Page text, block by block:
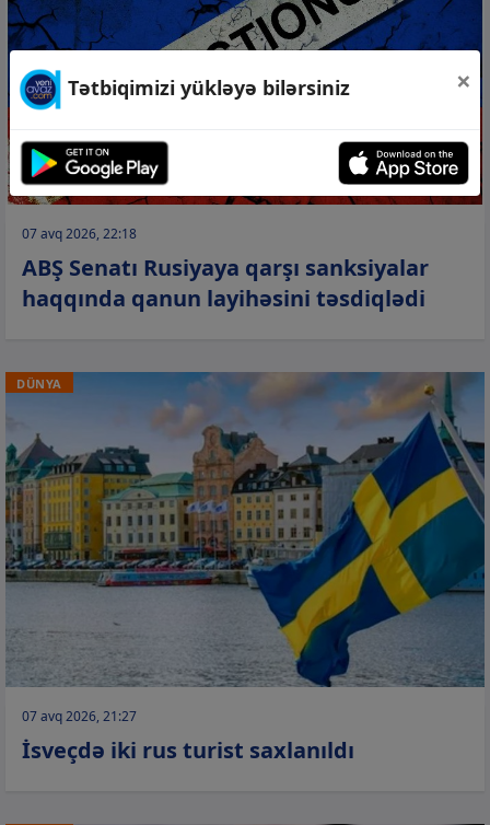
07 avq 2026, 22:18
ABŞ Senatı Rusiyaya qarşı sanksiyalar
haqqında qanun layihəsini təsdiqlədi
DÜNYA
07 avq 2026, 21:27
İsveçdə iki rus turist saxlanıldı
Tətbiqimizi yükləyə bilərsiniz ×